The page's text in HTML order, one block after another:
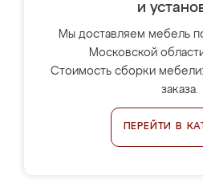
и
Мы доставляем мебель
Московской
Стоимость сборки
заказа.
ПЕРЕЙТИ В